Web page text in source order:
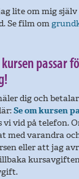
lite om mig
Se film om
kursen passar
dig och
Se om kursen
vid på telefon.
med varandra
eller att jag